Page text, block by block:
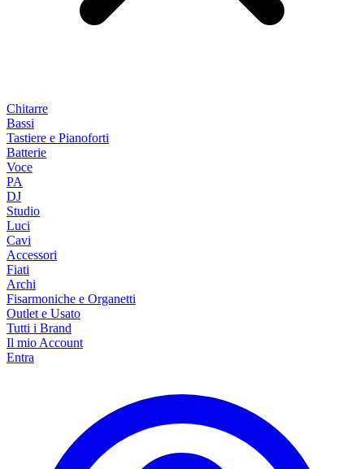
Chitarre
Bassi
Tastiere e Pianoforti
Batterie
Voce
PA
DJ
Studio
Luci
Cavi
Accessori
Fiati
Archi
Fisarmoniche e Organetti
Outlet e Usato
Tutti i Brand
Il mio Account
Entra